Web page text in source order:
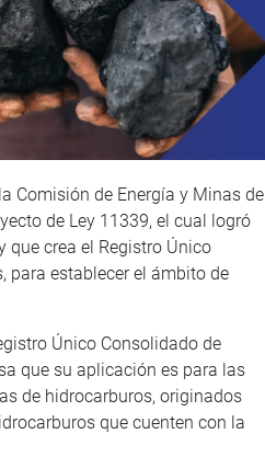
Comisión de Energía y Minas del
de Ley 11339, el cual logró
que crea el Registro Único
para establecer el ámbito de
Único Consolidado de
que su aplicación es para las
de hidrocarburos, originados
que cuenten con la